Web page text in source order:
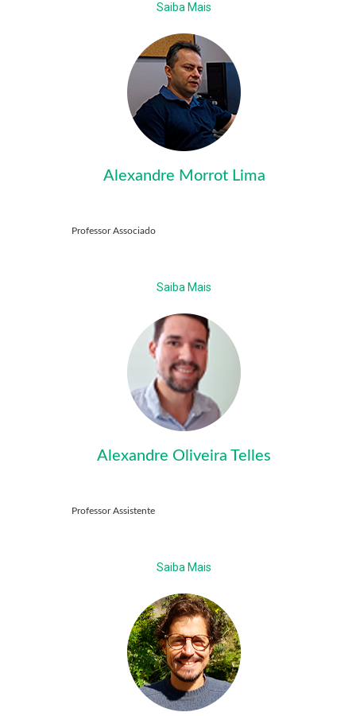
Saiba Mais
Alexandre Morrot Lima
Professor Associado
Saiba Mais
Alexandre Oliveira Telles
Professor Assistente
Saiba Mais